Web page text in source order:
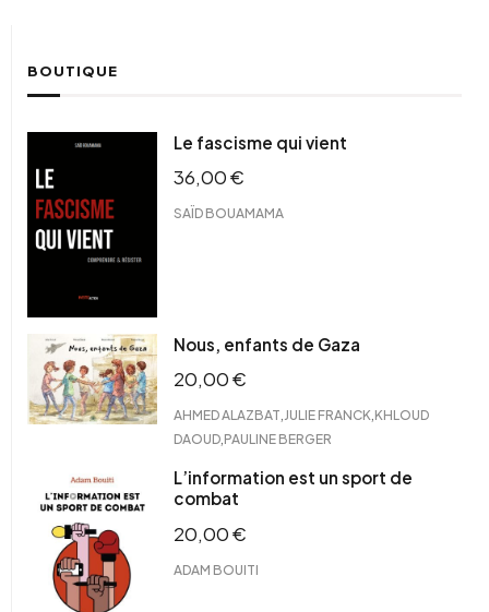
BOUTIQUE
Le fascisme qui vient
36,00€
SAÏD BOUAMAMA
Nous, enfants de Gaza
20,00€
AHMED ALAZBAT JULIE FRANCK KHLOUD
DAOUD PAULINE BERGER
L’information est un sport de
combat
20,00€
ADAM BOUITI